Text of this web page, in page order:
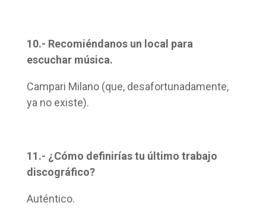
10.- Recomiéndanos un local para
escuchar música.
Campari Milano (que, desafortunadamente,
ya no existe).
11.- ¿Cómo definirías tu último trabajo
discográfico?
Auténtico.